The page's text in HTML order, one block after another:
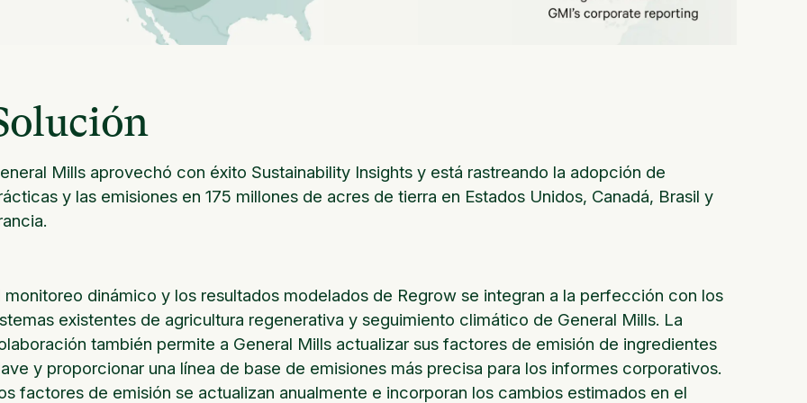
Mills aprovechó con éxito Sustainability Insights y está rastreando la adopción de
y las emisiones en 175 millones de acres de tierra en Estados Unidos, Canadá, Brasil y
monitoreo dinámico y los resultados modelados de Regrow se integran a la perfección con los
existentes de agricultura regenerativa y seguimiento climático de General Mills. La
también permite a General Mills actualizar sus factores de emisión de ingredientes
y proporcionar una línea de base de emisiones más precisa para los informes corporativos.
factores de emisión se actualizan anualmente e incorporan los cambios estimados en el